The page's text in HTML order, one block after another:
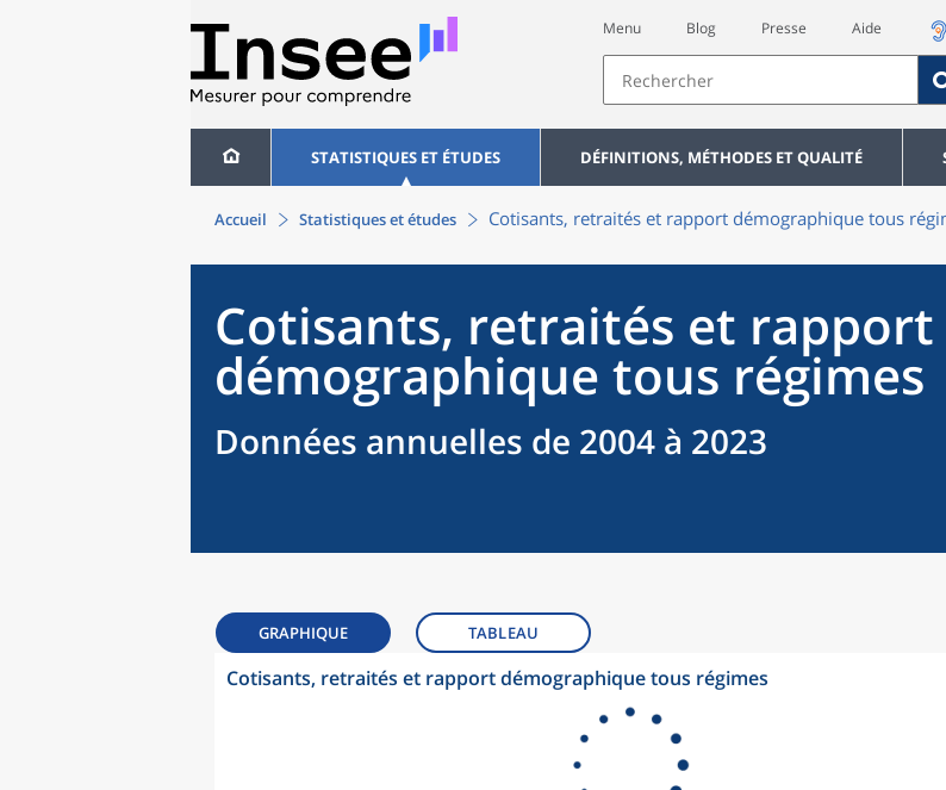
Menu Blog Presse Aide
STATISTIQUES ET ÉTUDES DÉFINITIONS, MÉTHODES ET QUALITÉ
Accueil Statistiques et études Cotisants, retraités et rapport démographique tous
Cotisants, retraités et rapport
démographique tous régimes
Données annuelles de 2004 à 2023
GRAPHIQUE TABLEAU
Cotisants, retraités et rapport démographique tous régimes